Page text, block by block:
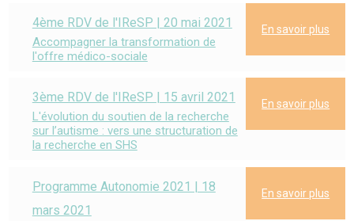
4ème RDV de l'IReSP | 20 mai 2021
Accompagner la transformation de
l'offre médico-sociale
En savoir plus
3ème RDV de l'IReSP | 15 avril 2021
L'évolution du soutien de la recherche
sur l’autisme : vers une structuration de
la recherche en SHS
En savoir plus
Programme Autonomie 2021 | 18
mars 2021
En savoir plus